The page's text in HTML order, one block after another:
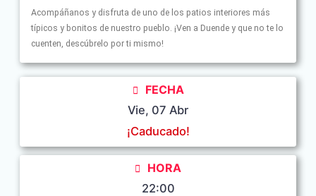
Acompáñanos y disfruta de uno de los patios interiores más
típicos y bonitos de nuestro pueblo. ¡Ven a Duende y que no te lo
cuenten, descúbrelo por ti mismo!
FECHA
Vie, 07 Abr
¡Caducado!
HORA
22:00